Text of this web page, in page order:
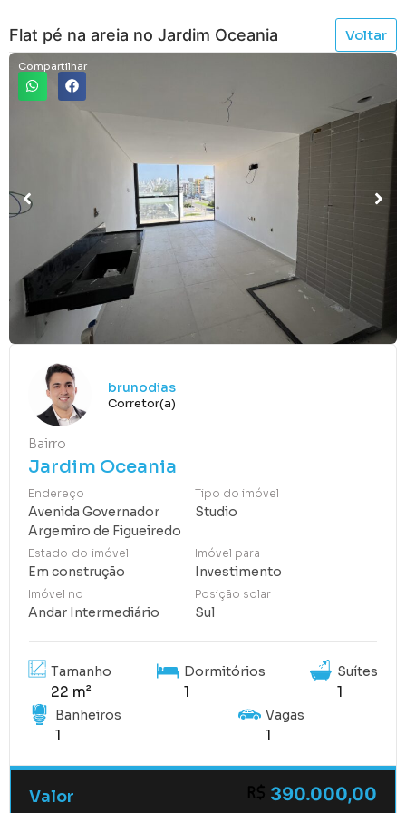
Flat pé na areia no Jardim Oceania Voltar
Compartilhar
brunodias
Corretor(a)
Bairro
Jardim Oceania
Endereço
Avenida Governador
Argemiro de Figueiredo
Tipo do imóvel
Studio
Estado do imóvel
Em construção
Imóvel para
Investimento
Imóvel no
Andar Intermediário
Posição solar
Sul
Tamanho
22 m²
Dormitórios
1
Suítes
1
Banheiros
1
Vagas
1
Valor 390.000,00